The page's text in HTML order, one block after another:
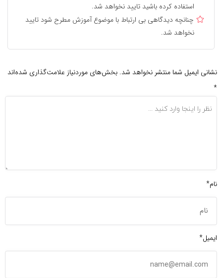
استفاده کرده باشید تایید نخواهد شد.
چنانچه دیدگاهی بی ارتباط با موضوع آموزش مطرح شود تایید
نخواهد شد.
نشانی ایمیل شما منتشر نخواهد شد. بخش‌های موردنیاز علامت‌گذاری شده‌اند
*
نام*
ایمیل*